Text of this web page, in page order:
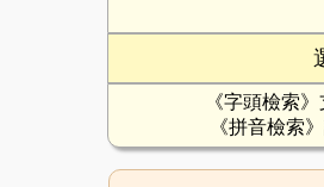
《字頭檢索
《拼音檢索